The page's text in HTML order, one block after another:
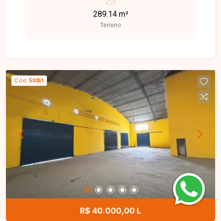
ideal para quem busca tranquilidade, conforto e
qualidade de vida, além de grande potencial de
personalizado. Uma excelente oportunidade para
construir a casa dos seus sonhos em um
condomínio fechado, com segurança e toda a
comodidade que sua família merece. Entre em
contato e agende sua visita!
289.14 m²
Terreno
Cód. 53051
R$ 40.000,00 L